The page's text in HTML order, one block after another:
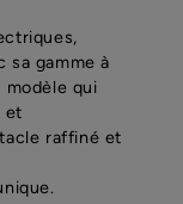
sa gamme à
modèle qui
et
raffiné et